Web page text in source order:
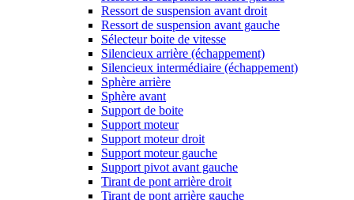
Ressort de suspension avant droit
Ressort de suspension avant gauche
Sélecteur boite de vitesse
Silencieux arrière (échappement)
Silencieux intermédiaire (échappement)
Sphère arrière
Sphère avant
Support de boite
Support moteur
Support moteur droit
Support moteur gauche
Support pivot avant gauche
Tirant de pont arrière droit
Tirant de pont arrière gauche